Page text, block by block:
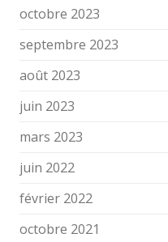
octobre 2023
septembre 2023
août 2023
juin 2023
mars 2023
juin 2022
février 2022
octobre 2021